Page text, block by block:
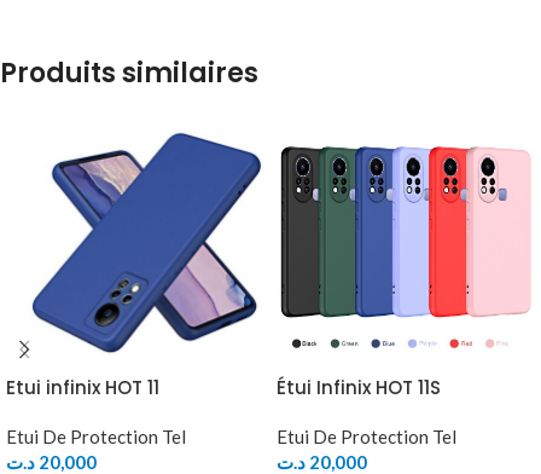
Produits similaires
Etui infinix HOT 11
Etui De Protection Tel
20,000 د.ت
Étui Infinix HOT 11S
Etui De Protection Tel
20,000 د.ت